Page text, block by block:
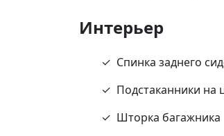
Интерьер
Спинка заднего
Подстаканники на
Шторка багажника